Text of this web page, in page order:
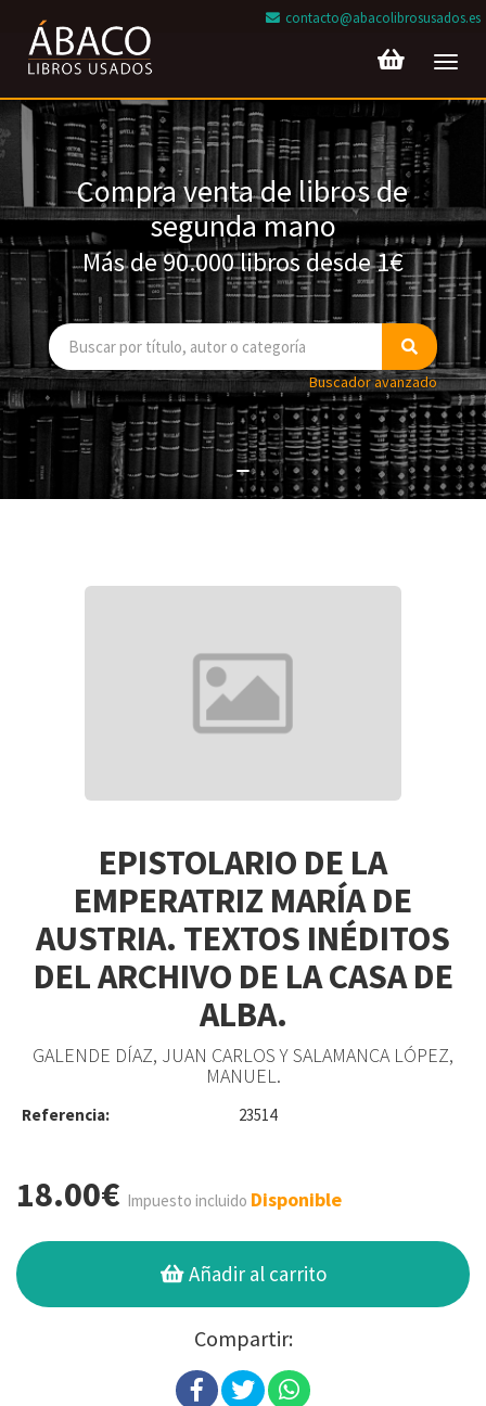
contacto@abacolibrosusados.es
Compra venta de libros de
segunda mano
Más de 90.000 libros desde 1€
Buscador avanzado
EPISTOLARIO DE LA
EMPERATRIZ MARÍA DE
AUSTRIA. TEXTOS INÉDITOS
DEL ARCHIVO DE LA CASA DE
ALBA.
GALENDE DÍAZ, JUAN CARLOS Y SALAMANCA LÓPEZ,
MANUEL.
Referencia: 23514
18.00€ Impuesto incluido Disponible
Añadir al carrito
Compartir: